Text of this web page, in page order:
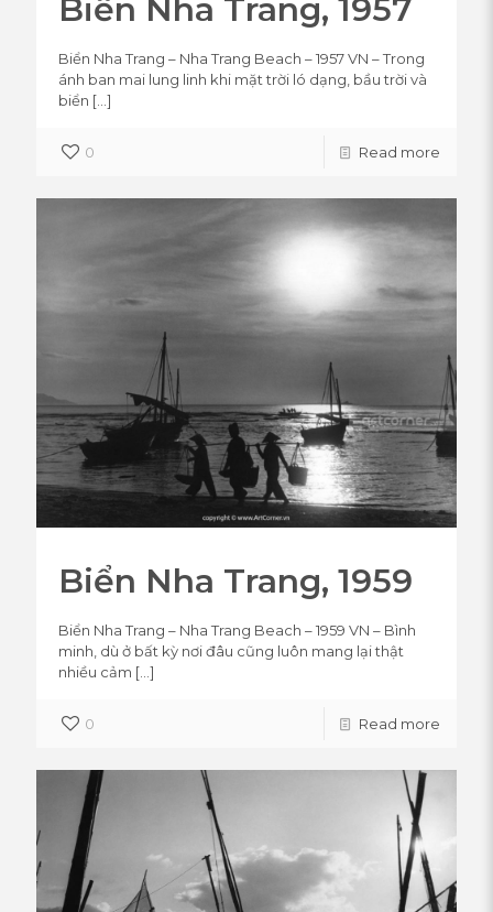
Biển Nha Trang, 1957
Biển Nha Trang – Nha Trang Beach – 1957 VN – Trong
ánh ban mai lung linh khi mặt trời ló dạng, bầu trời và
biển […]
0 Read more
Biển Nha Trang, 1959
Biển Nha Trang – Nha Trang Beach – 1959 VN – Bình
minh, dù ở bất kỳ nơi đâu cũng luôn mang lại thật
nhiều cảm […]
0 Read more